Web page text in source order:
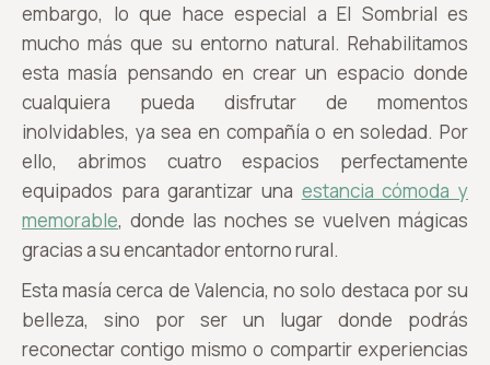
embargo, lo que hace especial a El Sombrial es
mucho más que su entorno natural. Rehabilitamos
esta masía pensando en crear un espacio donde
cualquiera pueda disfrutar de momentos
inolvidables, ya sea en compañía o en soledad. Por
ello, abrimos cuatro espacios perfectamente
equipados para garantizar una estancia cómoda y
memorable, donde las noches se vuelven mágicas
gracias a su encantador entorno rural.
Esta masía cerca de Valencia, no solo destaca por su
belleza, sino por ser un lugar donde podrás
reconectar contigo mismo o compartir experiencias